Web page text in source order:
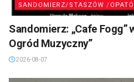
SANDOMIERZ/STASZÓW /
Sandomierz: „Cafe Fogg”
Ogród Muzyczny”
2026-08-07